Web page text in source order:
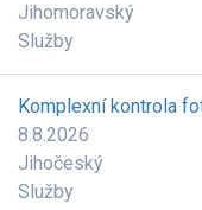
Jihomoravský
Služby
Komplexní kontrola
8.8.2026
Jihočeský
Služby